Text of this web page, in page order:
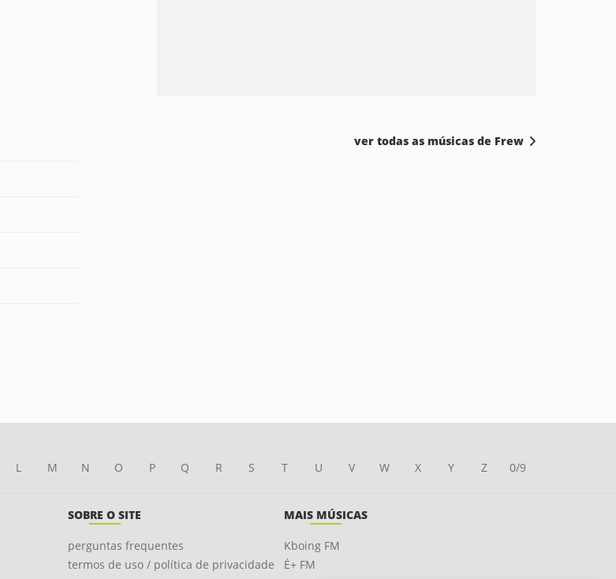
ver todas as músicas de Frew
L M N O P Q R S T U V W X Y Z 0/9
SOBRE O SITE
perguntas frequentes
termos de uso / política de privacidade
MAIS MÚSICAS
Kboing FM
É+ FM